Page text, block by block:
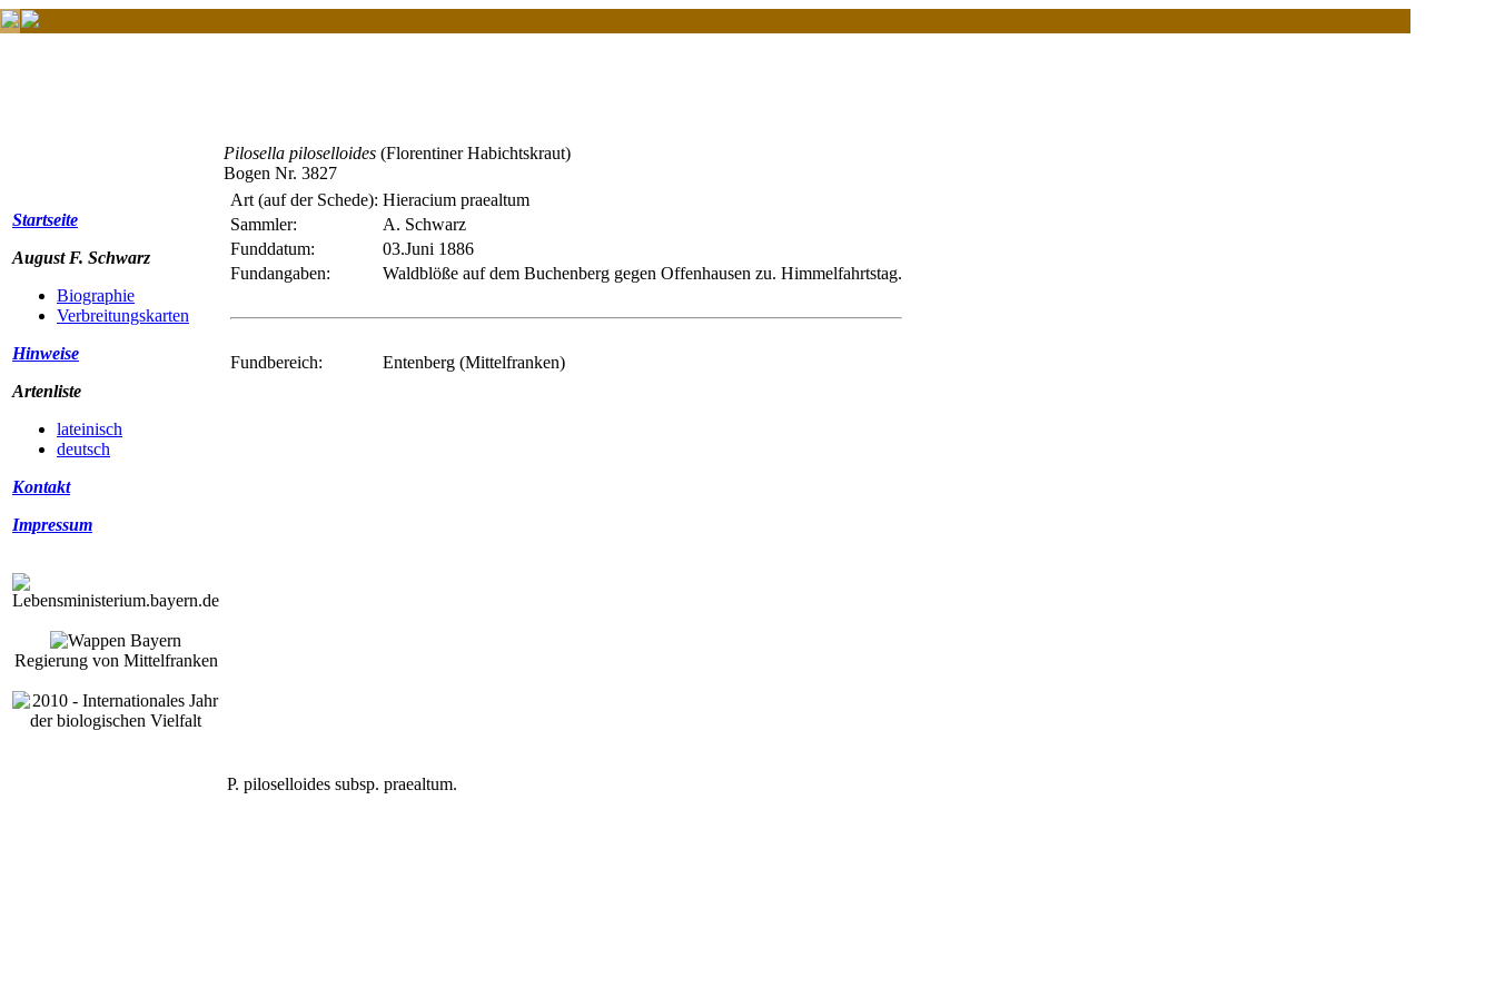
Startseite
August F. Schwarz
Biographie
Verbreitungskarten
Hinweise
Artenliste
lateinisch
deutsch
Kontakt
Impressum
Regierung von Mittelfranken
Pilosella piloselloides (Florentiner Habichtskraut)
Bogen Nr. 3827
Art (auf der Schede): Hieracium praealtum
Sammler:
A. Schwarz
Funddatum:
03.Juni 1886
Fundangaben:
Waldblöße auf dem Buchenberg gegen Offenhausen zu. Himmelfahrtstag.
Fundbereich: Entenberg (Mittelfranken)
P. piloselloides subsp. praealtum.